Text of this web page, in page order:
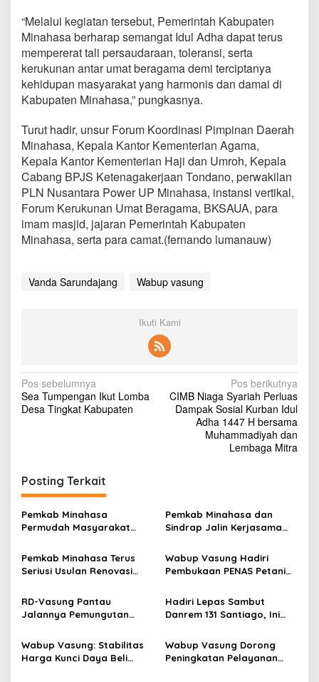
M
u
s
l
m
“Melalui kegiatan tersebut, Pemerintah Kabupaten
Minahasa berharap semangat Idul Adha dapat terus
mempererat tali persaudaraan, toleransi, serta
kerukunan antar umat beragama demi terciptanya
kehidupan masyarakat yang harmonis dan damai di
Kabupaten Minahasa,” pungkasnya.
Turut hadir, unsur Forum Koordinasi Pimpinan Daerah
Minahasa, Kepala Kantor Kementerian Agama,
Kepala Kantor Kementerian Haji dan Umroh, Kepala
Cabang BPJS Ketenagakerjaan Tondano, perwakilan
PLN Nusantara Power UP Minahasa, instansi vertikal,
Forum Kerukunan Umat Beragama, BKSAUA, para
imam masjid, jajaran Pemerintah Kabupaten
Minahasa, serta para camat.(fernando lumanauw)
Vanda Sarundajang Wabup vasung
Ikuti Kami
N
a
a
s
i
o
Pos sebelumnya
Sea Tumpengan Ikut Lomba
Desa Tingkat Kabupaten
Pos berikutnya
CIMB Niaga Syariah Perluas
Dampak Sosial Kurban Idul
Adha 1447 H bersama
Muhammadiyah dan
Lembaga Mitra
Posting Terkait
Pemkab Minahasa
Permudah Masyarakat
Pemkab Minahasa dan
Sindrap Jalin Kerjasama
Pemkab Minahasa Terus
Seriusi Usulan Renovasi
Wabup Vasung Hadiri
Pembukaan PENAS Petani
RD-Vasung Pantau
Jalannya Pemungutan
Minahasa
Hadiri Lepas Sambut
Danrem 131 Santiago, Ini
Wabup Vasung: Stabilitas
Harga Kunci Daya Beli
Wabup Vasung Dorong
Peningkatan Pelayanan